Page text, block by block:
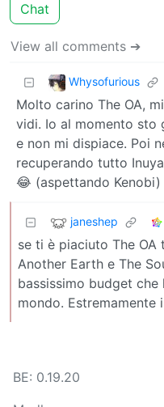
Chat
View all comments ➔
Whysofurious
Molto carino The OA,
vidi. Io al momento sto
e non mi dispiace. Poi
recuperando tutto
😂 (aspettando Kenobi)
janeshep
se ti è piaciuto The
Another Earth e The
bassissimo budget
mondo.
BE: 0.19.20